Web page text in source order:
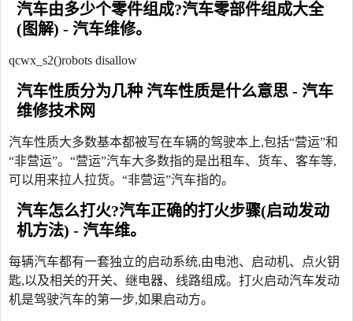
汽车由多少个零件组成?汽车零部件组成大全
(图解) - 汽车维修。
qcwx_s2()robots disallow
汽车性质分为几种 汽车性质是什么意思 - 汽车
维修技术网
汽车性质大多数基本都被写在车辆的驾驶本上,包括“营运”和
“非营运”。“营运”汽车大多数指的是出租车、货车、客车等,
可以用来拉人拉货。“非营运”汽车指的。
汽车怎么打火?汽车正确的打火步骤(启动发动
机方法) - 汽车维。
每辆汽车都有一套独立的启动系统,由电池、启动机、点火钥
匙,以及相关的开关、继电器、线路组成。打火启动汽车发动
机是驾驶汽车的第一步,如果启动方。